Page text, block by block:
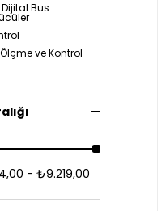
Bus
ve Kontrol
- ₺9.219,00